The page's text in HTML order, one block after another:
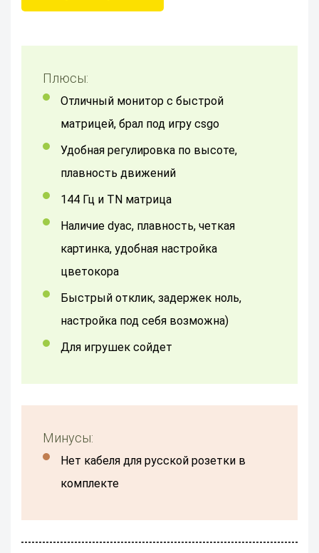
Плюсы:
Отличный монитор с быстрой
матрицей, брал под игру csgo
Удобная регулировка по высоте,
плавность движений
144 Гц и TN матрица
наличие dyac, плавность, четкая
картинка, удобная настройка
цветокора
быстрый отклик, задержек ноль,
настройка под себя возможна)
для игрушек сойдет
Минусы:
Нет кабеля для русской розетки в
комплекте